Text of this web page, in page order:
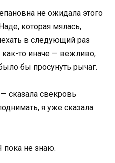
не ожидала этого
которая мялась,
в следующий раз
как-то иначе — вежливо,
бы просунуть рычаг.
сказала свекровь
я уже сказала
пока не знаю.